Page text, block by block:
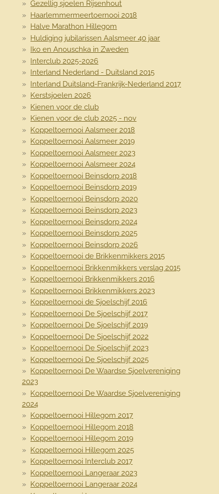
Gezellig sjoelen Rijsenhout
Haarlemmermeertoernooi 2018
Halve Marathon Hillegom
Huldiging jubilarissen Aalsmeer 40 jaar
Iko en Anouschka in Zweden
Interclub 2025-2026
Interland Nederland - Duitsland 2015
Interland Duitsland-Frankrijk-Nederland 2017
Kerstsjoelen 2026
Kienen voor de club
Kienen voor de club 2025 - nov
Koppeltoernooi Aalsmeer 2018
Koppeltoernooi Aalsmeer 2019
Koppeltoernooi Aalsmeer 2023
Koppeltoernooi Aalsmeer 2024
Koppeltoernooi Beinsdorp 2018
Koppeltoernooi Beinsdorp 2019
Koppeltoernooi Beinsdorp 2020
Koppeltoernooi Beinsdorp 2023
Koppeltoernooi Beinsdorp 2024
Koppeltoernooi Beinsdorp 2025
Koppeltoernooi Beinsdorp 2026
Koppeltoernooi de Brikkenmikkers 2015
Koppeltoernooi Brikkenmikkers verslag 2015
Koppeltoernooi Brikkenmikkers 2016
Koppeltoernooi Brikkenmikkers 2023
Koppeltoernooi de Sjoelschijf 2016
Koppeltoernooi De Sjoelschijf 2017
Koppeltoernooi De Sjoelschijf 2019
Koppeltoernooi De Sjoelschijf 2022
Koppeltoernooi De Sjoelschijf 2023
Koppeltoernooi De Sjoelschijf 2025
Koppeltoernooi De Waardse Sjoelvereniging
2023
Koppeltoernooi De Waardse Sjoelvereniging
2024
Koppeltoernooi Hillegom 2017
Koppeltoernooi Hillegom 2018
Koppeltoernooi Hillegom 2019
Koppeltoernooi Hillegom 2025
Koppeltoernooi Interclub 2017
Koppeltoernooi Langeraar 2023
Koppeltoernooi Langeraar 2024